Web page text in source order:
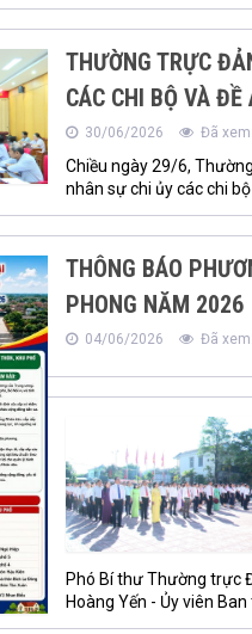
THƯỜNG TRỰC
CÁC CHI BỘ VÀ
30/06/2026 Đã
Chiều ngày 29/6,
nhân sự chi ủy các chi
THÔNG BÁO
PHONG NĂM 2026
04/06/2026 Đã
Phó Bí thư Thường trực
Hoàng Yến - Ủy viên